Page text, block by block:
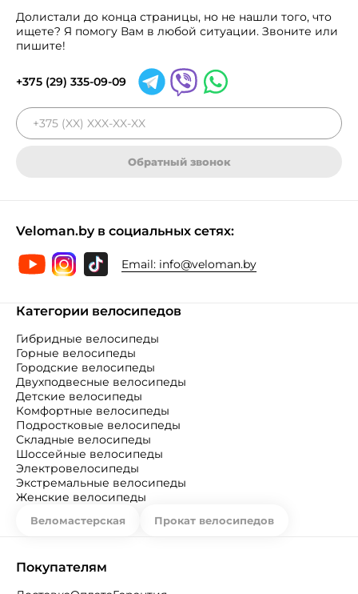
Долистали до конца страницы, но не нашли того, что
ищете? Я помогу Вам в любой ситуации. Звоните или
пишите!
+375 (29) 335-09-09
Обратный звонок
Veloman.by в социальных сетях:
Email: info@veloman.by
Категории велосипедов
Гибридные велосипеды
Горные велосипеды
Городские велосипеды
Двухподвесные велосипеды
Детские велосипеды
Комфортные велосипеды
Подростковые велосипеды
Складные велосипеды
Шоссейные велосипеды
Электровелосипеды
Экстремальные велосипеды
Женские велосипеды
Веломастерская Прокат велосипедов
Покупателям